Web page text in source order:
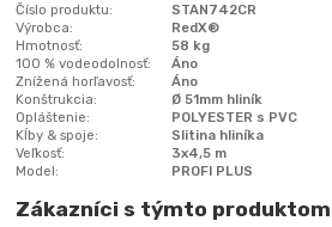
Číslo produktu:
STAN742CR
Výrobca:
RedX®
Hmotnosť:
58 kg
100 % vodeodolnosť:
Áno
Znížená horľavosť:
Áno
Konštrukcia:
Ø 51mm hliník
Opláštenie:
POLYESTER s PVC
Kĺby & spoje:
Slitina hliníka
Veľkosť:
3x4,5 m
Model:
PROFI PLUS
Zákazníci s týmto